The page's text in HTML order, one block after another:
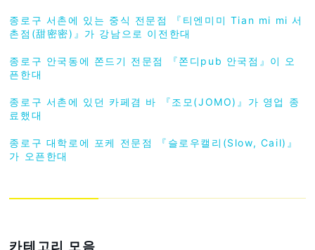
종로구 서촌에 있는 중식 전문점 『티엔미미 Tian mi mi 서
촌점(甜密密)』가 강남으로 이전한대
종로구 안국동에 쫀드기 전문점 『쫀디pub 안국점』이 오
픈한대
종로구 서촌에 있던 카페겸 바 『조모(JOMO)』가 영업 종
료했대
종로구 대학로에 포케 전문점 『슬로우캘리(Slow, Cail)』
가 오픈한대
카테고리 모음